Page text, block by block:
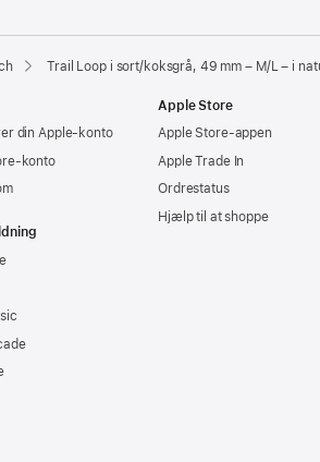
Trail Loop i sort/koksgrå, 49 mm – M/L – i
din Apple-konto
konto
Apple Store
Apple Store-appen
Apple Trade In
Ordrestatus
Hjælp til at shoppe